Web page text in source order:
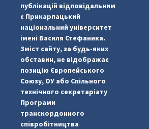
#PipIvanToday
публікацій відповідальним
є Прикарпацький
національний університет
імені Василя Стефаника.
Зміст сайту, за будь-яких
обставин, не відображає
позицію Європейського
Союзу, ОУ або Спільного
технічного секретаріату
Програми
транскордонного
співробітництва